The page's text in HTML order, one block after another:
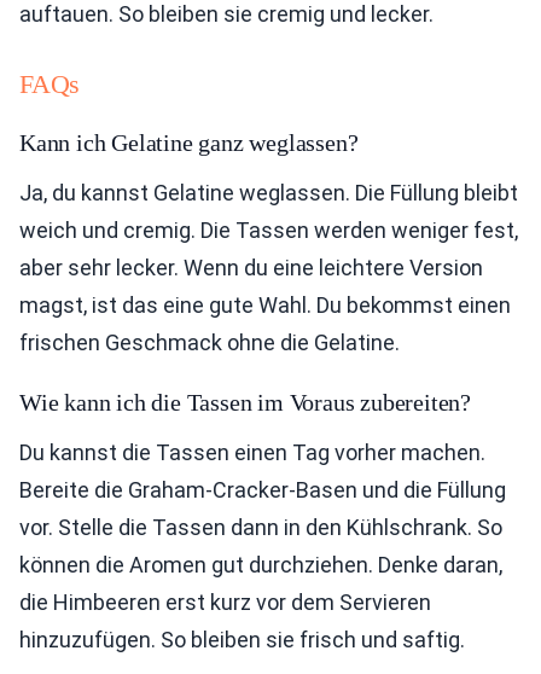
auftauen. So bleiben sie cremig und lecker.
FAQs
Kann ich Gelatine ganz weglassen?
Ja, du kannst Gelatine weglassen. Die Füllung bleibt
weich und cremig. Die Tassen werden weniger fest,
aber sehr lecker. Wenn du eine leichtere Version
magst, ist das eine gute Wahl. Du bekommst einen
frischen Geschmack ohne die Gelatine.
Wie kann ich die Tassen im Voraus zubereiten?
Du kannst die Tassen einen Tag vorher machen.
Bereite die Graham-Cracker-Basen und die Füllung
vor. Stelle die Tassen dann in den Kühlschrank. So
können die Aromen gut durchziehen. Denke daran,
die Himbeeren erst kurz vor dem Servieren
hinzuzufügen. So bleiben sie frisch und saftig.